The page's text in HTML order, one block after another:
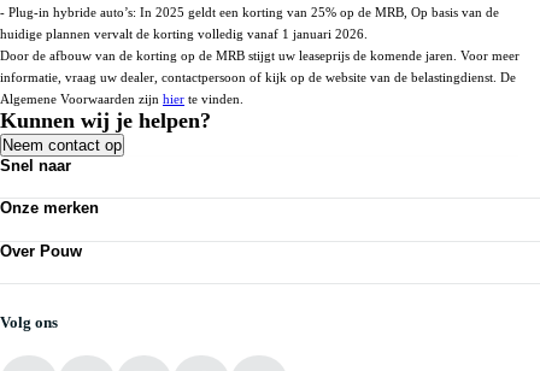
- Plug-in hybride auto’s: In 2025 geldt een korting van 25% op de MRB, Op basis van de
huidige plannen vervalt de korting volledig vanaf 1 januari 2026.
Door de afbouw van de korting op de MRB stijgt uw leaseprijs de komende jaren. Voor meer
informatie, vraag uw dealer, contactpersoon of kijk op de website van de belastingdienst. De
Algemene Voorwaarden zijn hier te vinden.
Kunnen wij je helpen?
Neem contact op
Snel naar
Bedrijfswagens
Acties
Vestigingen
Onze merken
Audi
Škoda
VW Bedrijfswagens
Over Pouw
Vacatures
Mijn Pouw
Volg ons